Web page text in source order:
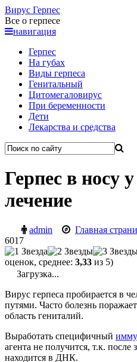
Вирус Герпес
Все о герпесе
навигация
Герпес
На губах
Виды герпеса
Генитальный
Цитомегаловирус
При беременности
Дети
Лекарства и средства
Герпес в носу
лечение
admin Главная
6017
оценок, среднее: 3,33 из 5)
Загрузка...
Вирус герпеса пробирается в
путями. Часто болезнь
область гениталий.
Выработать специфичный
агента не получится, т.к.
находится в ДНК.